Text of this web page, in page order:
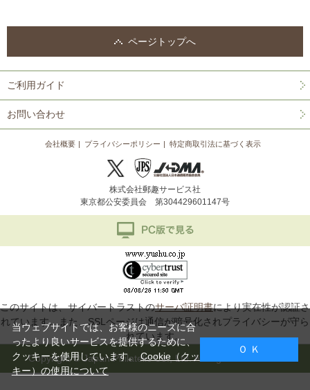
ページトップへ
ご利用ガイド
お問い合わせ
会社概要 プライバシーポリシー 特定商取引法に基づく表示
株式会社郵趣サービス社
東京都公安委員会 第304429601147号
このサイトは、サイバートラストのサーバ証明書により実在性が認証さ
れています。また、SSLページは通信が暗号化されプライバシーが守ら
れています。
Copyright © Japan Philatelic Co., Ltd. All Rights Reserved.
当ウェブサイトでは、お客様のニーズに合
ったより良いサービスを提供するために、
クッキーを使用しています。Cookie（クッ
キー）の使用について
Ｏ Ｋ